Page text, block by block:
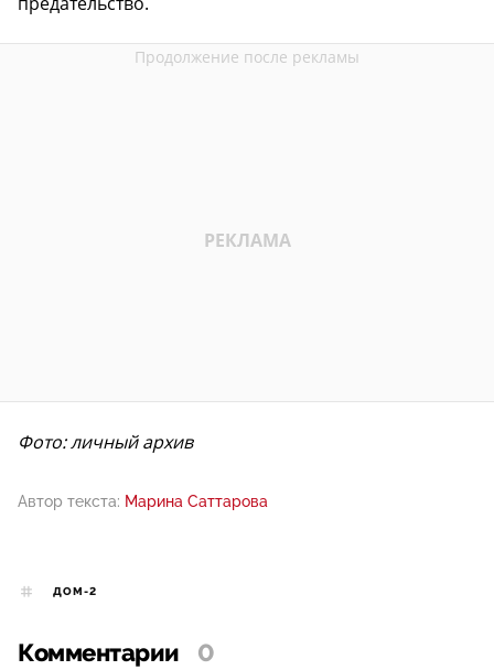
Фото: личный архив
Автор текста: Марина Саттарова
ДОМ-2
Комментарии 0